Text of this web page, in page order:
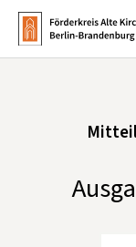
Publikationen